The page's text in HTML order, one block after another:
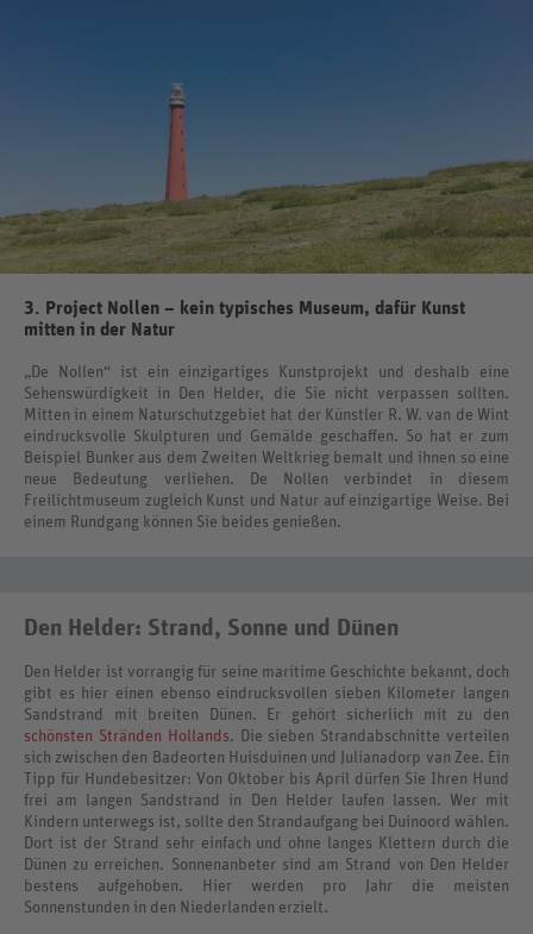
3. Project Nollen – kein typisches Museum, dafür Kunst
mitten in der Natur
„De Nollen“ ist ein einzigartiges Kunstprojekt und deshalb eine
Sehenswürdigkeit in Den Helder, die Sie nicht verpassen sollten.
Mitten in einem Naturschutzgebiet hat der Künstler R. W. van de Wint
eindrucksvolle Skulpturen und Gemälde geschaffen. So hat er zum
Beispiel Bunker aus dem Zweiten Weltkrieg bemalt und ihnen so eine
neue Bedeutung verliehen. De Nollen verbindet in diesem
Freilichtmuseum zugleich Kunst und Natur auf einzigartige Weise. Bei
einem Rundgang können Sie beides genießen.
Den Helder: Strand, Sonne und Dünen
Den Helder ist vorrangig für seine maritime Geschichte bekannt, doch
gibt es hier einen ebenso eindrucksvollen sieben Kilometer langen
Sandstrand mit breiten Dünen. Er gehört sicherlich mit zu den
schönsten Stränden Hollands. Die sieben Strandabschnitte verteilen
sich zwischen den Badeorten Huisduinen und Julianadorp van Zee. Ein
Tipp für Hundebesitzer: Von Oktober bis April dürfen Sie Ihren Hund
frei am langen Sandstrand in Den Helder laufen lassen. Wer mit
Kindern unterwegs ist, sollte den Strandaufgang bei Duinoord wählen.
Dort ist der Strand sehr einfach und ohne langes Klettern durch die
Dünen zu erreichen. Sonnenanbeter sind am Strand von Den Helder
bestens aufgehoben. Hier werden pro Jahr die meisten
Sonnenstunden in den Niederlanden erzielt.